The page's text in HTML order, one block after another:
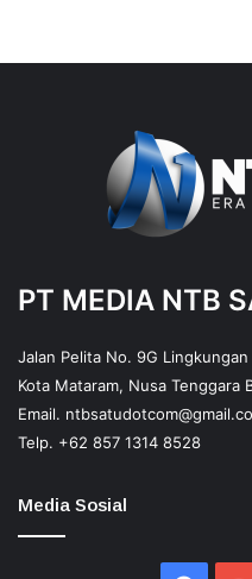
PT MEDIA NTB
Jalan Pelita No. 9G
Kota Mataram, Nusa Tenggara
Email.
Telp. +62 857 1314 8528
Media Sosial